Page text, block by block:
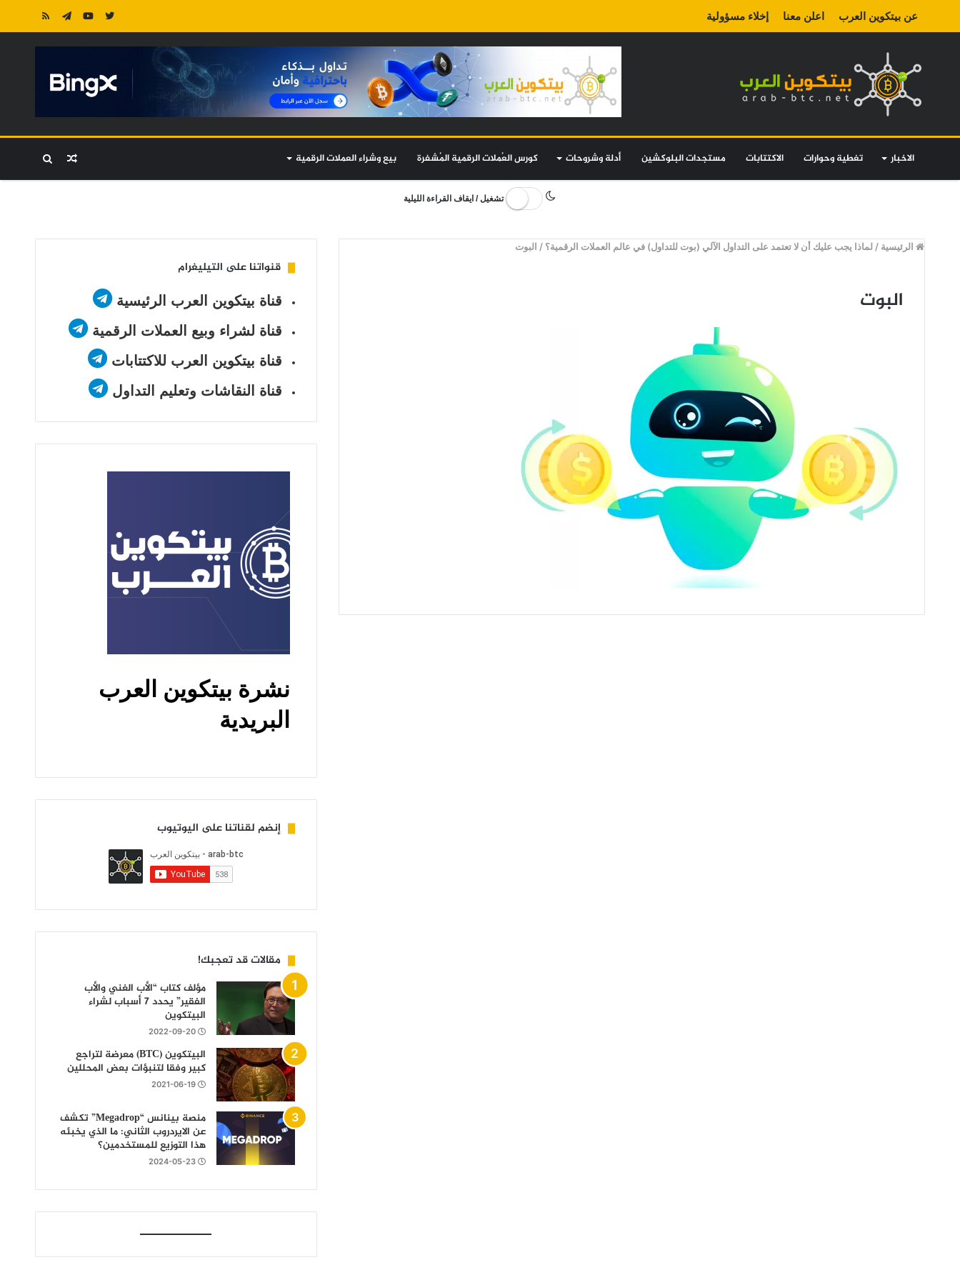
عن بيتكوين العرب اعلن معنا إخلاء مسؤولية
الاخبار تغطية وحوارات الاكتتابات مستجدات البلوكشين أدلة وشروحات كورس العُملات الرقمية المُشفرة بيع وشراء العملات الرقمية بحث مقال
تشغيل / ايقاف القراءة الليلية
الرئيسية / لماذا يجب عليك أن لا تعتمد على التداول الآلي (بوت للتداول) في عالم العملات الرقمية؟ / البوت
البوت
قنواتنا على التيليغرام
قناة بيتكوين العرب الرئيسية
قناة لشراء وبيع العملات الرقمية
قناة بيتكوين العرب للاكتتابات
قناة النقاشات وتعليم التداول
إنضم لقناتنا على اليوتيوب
مقالات قد تعجبك!
مؤلف كتاب “الأب الغني والأب
الفقير” يحدد 7 أسباب لشراء
البيتكوين
2022-09-20
البيتكوين (BTC) معرضة لتراجع
كبير وفقا لتنبؤات بعض المحللين
2021-06-19
منصة بينانس “Megadrop” تكشف
عن الايردروب الثاني: ما الذي يخبئه
هذا التوزيع للمستخدمين؟
2024-05-23